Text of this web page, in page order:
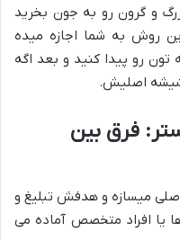
و گرون رو به جون بخرید
روش به شما اجازه میده
رو پیدا کنید و بعد اگه
شیشه اصلیش.
فرق بین
میسازه و هدفش تبلیغ و
یا افراد متخصص آماده می